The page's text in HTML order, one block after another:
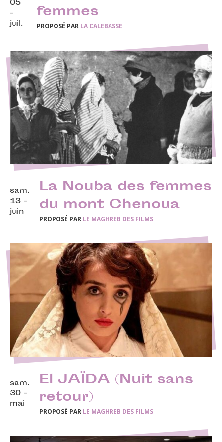
05
-
juil.
femmes
PROPOSÉ PAR LA CALEBASSE
sam.
13 -
juin
La Nouba des femmes
du mont Chenoua
PROPOSÉ PAR LE MAGHREB DES FILMS
sam.
30 -
mai
El JAÏDA (Nuit sans
retour)
PROPOSÉ PAR LE MAGHREB DES FILMS